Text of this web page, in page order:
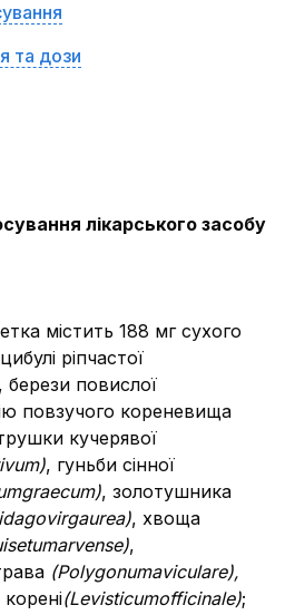
та дози
лікарського засобу
містить 188 мг сухого
ріпчастої
, берези повислої
повзучого кореневища
кучерявої
), гуньби сінної
graecum), золотушника
virgaurea), хвоща
arvense),
(Polygonumaviculare),
(Levisticumofficinale);